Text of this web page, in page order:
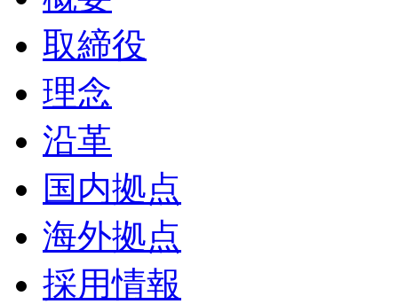
取締役
理念
沿革
国内拠点
海外拠点
採用情報